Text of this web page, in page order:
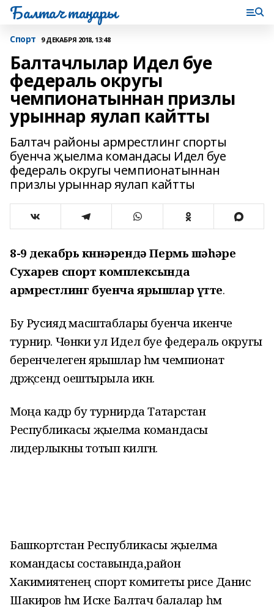
Балтач таңнары
Спорт 9 ДЕКАБРЯ 2018, 13:48
Балтачлылар Идел буе
федераль округы
чемпионатыннан призлы
урыннар яулап кайтты
Балтач районы армрестлинг спорты
буенча җыелма командасы Идел буе
федераль округы чемпионатыннан
призлы урыннар яулап кайтты
8-9 декабрь көннәрендә Пермь шәһәре
Сухарев спорт комплексында
армрестлинг буенча ярышлар үтте.
Бу Русиядә масштаблары буенча икенче
турнир. Чөнки ул Идел буе федераль округы
беренчелегенә ярышлар һәм чемпионат
дәрәҗәсендә оештырыла икән.
Моңа кадәр бу турнирда Татарстан
Республикасы җыелма командасы
лидерлыкны тотып килгән.
Башкортстан Республикасы җыелма
командасы составында,район
Хакимиятенең спорт комитеты рәисе Данис
Шакиров һәм Иске Балтач балалар һәм